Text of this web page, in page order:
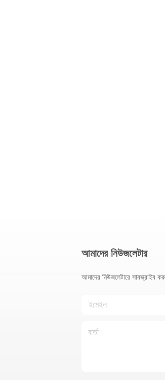
আমাদের নিউজলেটার
আমাদের নিউজলেটারে